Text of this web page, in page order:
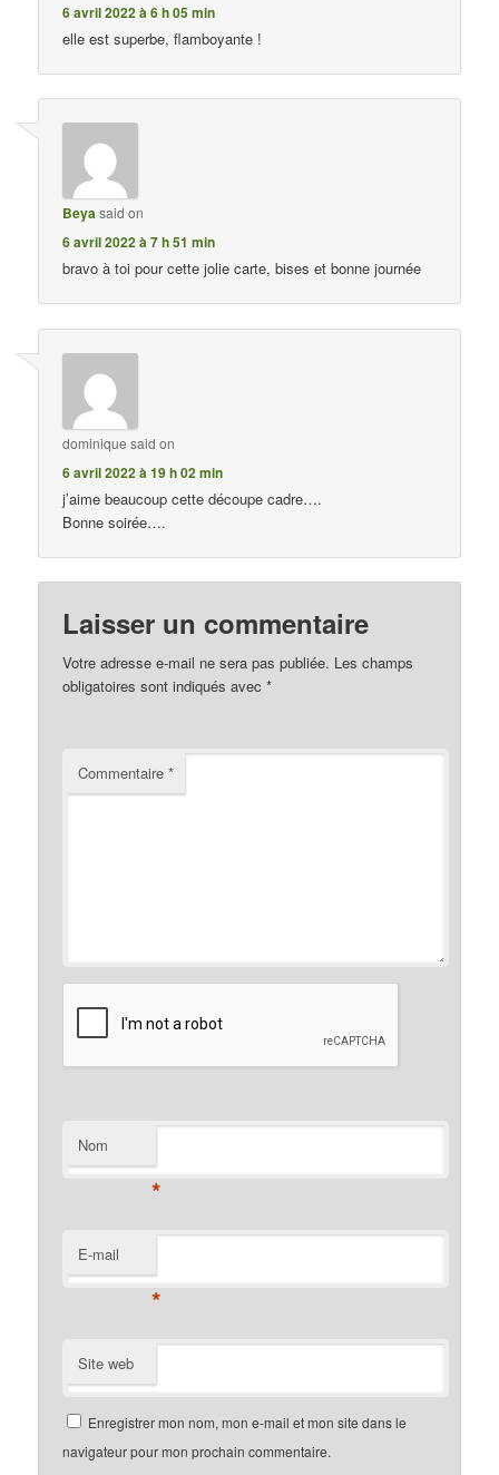
6 avril 2022 à 6 h 05 min
elle est superbe, flamboyante !
Beyasaid on
6 avril 2022 à 7 h 51 min
bravo à toi pour cette jolie carte, bises et bonne journée
dominique said on
6 avril 2022 à 19 h 02 min
j’aime beaucoup cette découpe cadre….
Bonne soirée….
Laisser un commentaire
Votre adresse e-mail ne sera pas publiée. Les champs
obligatoires sont indiqués avec*
Commentaire*
Nom
*
E-mail
*
Site web
Enregistrer mon nom, mon e-mail et mon site dans le
navigateur pour mon prochain commentaire.